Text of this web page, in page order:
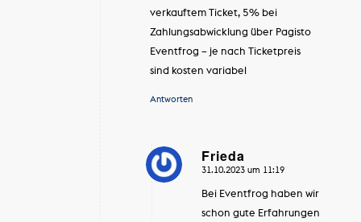
verkauftem Ticket, 5% bei
Zahlungsabwicklung über Pagisto
Eventfrog – je nach Ticketpreis
sind kosten variabel
Antworten
Frieda
sagte:
31.10.2023 um 11:19
Bei Eventfrog haben wir
schon gute Erfahrungen